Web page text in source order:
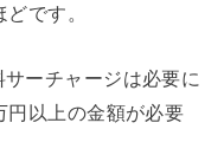
です。
ーチャージは必要に
円以上の金額が必要